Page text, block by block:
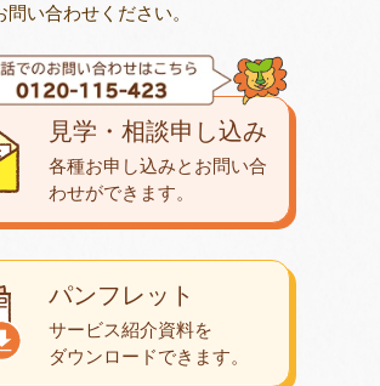
い合わせください。
パンフレット
サービス紹介資料を
ダウンロードできます。
見学・相談申し込み
各種お申し込みとお問い合
わせができます。